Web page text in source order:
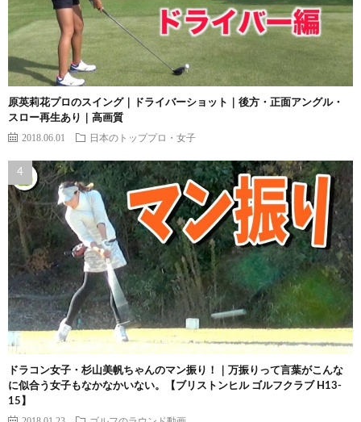
原英莉花プロのスイング｜ドライバーショット｜後方・正面アングル・
スロー再生あり｜高画質
2018.06.01 日本のトッププロ・女子
ドラコン女子・杉山美帆ちゃんのマン振り！｜万振りって言葉がこんな
に似合う女子もなかなかいない。【ブリストンヒル ゴルフクラブ H13-
15】
2018.01.23 ゴルフのラウンド動画